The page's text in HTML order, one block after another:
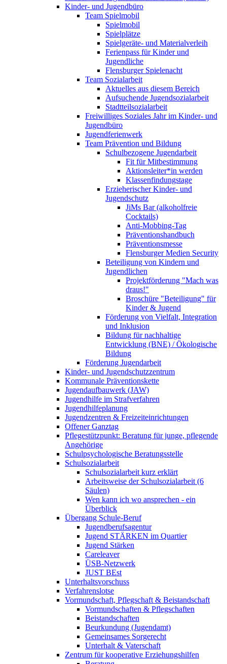
Kinder- und Jugendbüro
Team Spielmobil
Spielmobil
Spielplätze
Spielgeräte- und Materialverleih
Ferienpass für Kinder und
Jugendliche
Flensburger Spielenacht
Team Sozialarbeit
Aktuelles aus diesem Bereich
Aufsuchende Jugendsozialarbeit
Stadtteilsozialarbeit
Freiwilliges Soziales Jahr im Kinder- und
Jugendbüro
Jugendferienwerk
Team Prävention und Bildung
Schulbezogene Jugendarbeit
Fit für Mitbestimmung
Aktionsleiter*in werden
Klassenfindungstage
Erzieherischer Kinder- und
Jugendschutz
JiMs Bar (alkoholfreie
Cocktails)
Anti-Mobbing-Tag
Präventionshandbuch
Präventionsmesse
Flensburger Medien Security
Beteiligung von Kindern und
Jugendlichen
Projektförderung "Mach was
draus!"
Broschüre "Beteiligung" für
Kinder & Jugend
Förderung von Vielfalt, Integration
und Inklusion
Bildung für nachhaltige
Entwicklung (BNE) / Ökologische
Bildung
Förderung Jugendarbeit
Kinder- und Jugendschutzzentrum
Kommunale Präventionskette
Jugendaufbauwerk (JAW)
Jugendhilfe im Strafverfahren
Jugendhilfeplanung
Jugendzentren & Freizeiteinrichtungen
Offener Ganztag
Pflegestützpunkt: Beratung für junge, pflegende
Angehörige
Schulpsychologische Beratungsstelle
Schulsozialarbeit
Schulsozialarbeit kurz erklärt
Arbeitsweise der Schulsozialarbeit (6
Säulen)
Wen kann ich wo ansprechen - ein
Überblick
Übergang Schule-Beruf
Jugendberufsagentur
Jugend STÄRKEN im Quartier
Jugend Stärken
Careleaver
ÜSB-Netzwerk
JUST BEst
Unterhaltsvorschuss
Verfahrenslotse
Vormundschaft, Pflegschaft & Beistandschaft
Vormundschaften & Pflegschaften
Beistandschaften
Beurkundung (Jugendamt)
Gemeinsames Sorgerecht
Unterhalt & Vaterschaft
Zentrum für kooperative Erziehungshilfen